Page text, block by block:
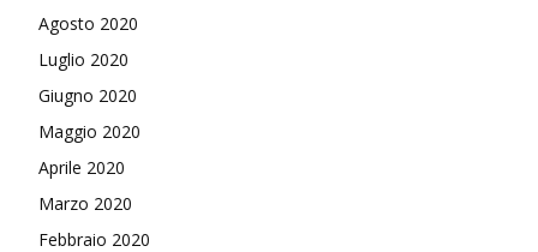
Agosto 2020
Luglio 2020
Giugno 2020
Maggio 2020
Aprile 2020
Marzo 2020
Febbraio 2020